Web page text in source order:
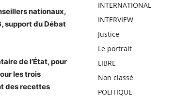
nationaux,
support du Débat
de l’État, pour
les trois
des recettes
INTERNATIONAL
INTERVIEW
Justice
Le portrait
LIBRE
Non classé
POLITIQUE